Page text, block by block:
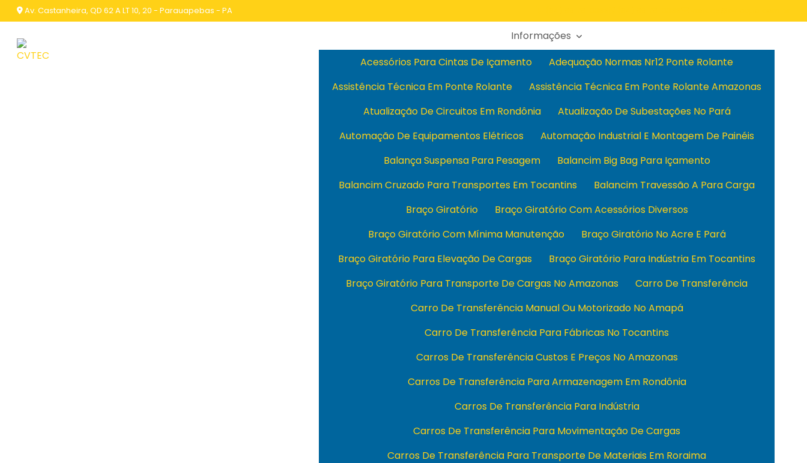
Av. Castanheira, QD 62 A LT 10, 20 - Parauapebas - PA
Informações
Acessórios Para Cintas De Içamento
Adequação Normas Nr12 Ponte Rolante
Assistência Técnica Em Ponte Rolante
Assistência Técnica Em Ponte Rolante Amazonas
Atualização De Circuitos Em Rondônia
Atualização De Subestações No Pará
Automação De Equipamentos Elétricos
Automação Industrial E Montagem De Painéis
Balança Suspensa Para Pesagem
Balancim Big Bag Para Içamento
Balancim Cruzado Para Transportes Em Tocantins
Balancim Travessão A Para Carga
Braço Giratório
Braço Giratório Com Acessórios Diversos
Braço Giratório Com Mínima Manutenção
Braço Giratório No Acre E Pará
Braço Giratório Para Elevação De Cargas
Braço Giratório Para Indústria Em Tocantins
Braço Giratório Para Transporte De Cargas No Amazonas
Carro De Transferência
Carro De Transferência Manual Ou Motorizado No Amapá
Carro De Transferência Para Fábricas No Tocantins
Carros De Transferência Custos E Preços No Amazonas
Carros De Transferência Para Armazenagem Em Rondônia
Carros De Transferência Para Indústria
Carros De Transferência Para Movimentação De Cargas
Carros De Transferência Para Transporte De Materiais Em Roraima